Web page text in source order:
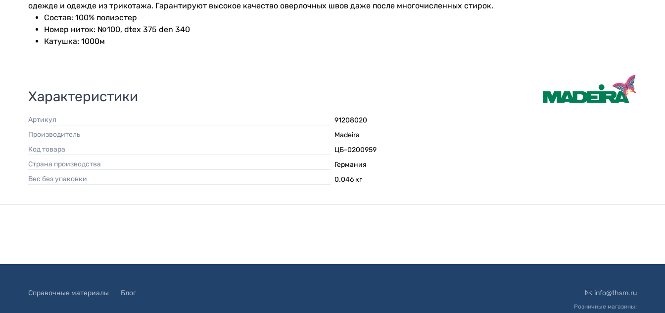
одежде и одежде из трикотажа. Гарантируют высокое качество оверлочных швов даже после многочисленных стирок.
Состав: 100% полиэстер
Номер ниток: №100, dtex 375 den 340
Катушка: 1000м
Характеристики
Артикул
91208020
Производитель
Madeira
Код товара
ЦБ-0200959
Страна производства
Германия
Вес без упаковки
0.046 кг
Справочные материалы Блог info@thsm.ru
Розничные магазины: